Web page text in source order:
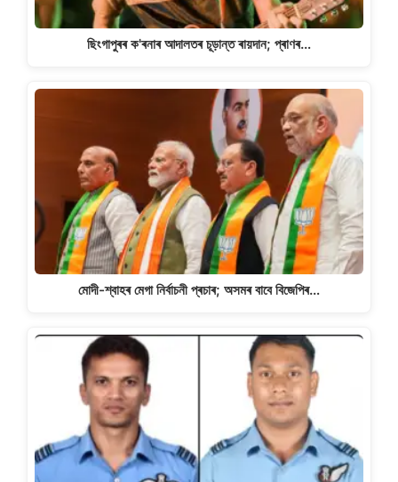
ছিংগাপুৰৰ ক'ৰনাৰ আদালতৰ চূড়ান্ত ৰায়দান; প্ৰাণৰ…
মোদী-শ্বাহৰ মেগা নিৰ্বাচনী প্ৰচাৰ; অসমৰ বাবে বিজেপিৰ…